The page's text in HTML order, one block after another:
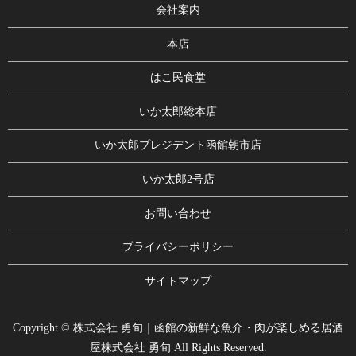
会社案内
本店
はこ民食堂
いか太郎総本店
いか太郎プレジデント函館朝市店
いか太郎2号店
お問い合わせ
プライバシーポリシー
サイトマップ
Copyright © 株式会社 勇旬｜函館の新鮮な魚介・肉が楽しめる居酒
屋株式会社 勇旬 All Rights Reserved.